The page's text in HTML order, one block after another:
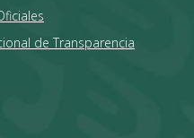
de Transparencia